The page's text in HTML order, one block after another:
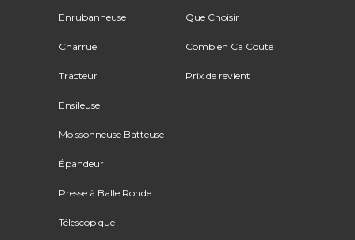
Enrubanneuse
Charrue
Tracteur
Ensileuse
Moissonneuse Batteuse
Épandeur
Presse à Balle Ronde
Télescopique
Que Choisir
Combien Ça Coûte
Prix de revient